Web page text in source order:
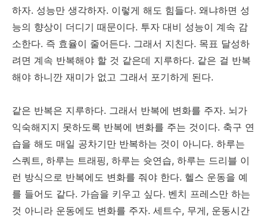
하자. 성능만 생각하자. 이렇게 해도 힘들다. 왜냐하면 성
능의 향상이 더디기 때문이다. 투자 대비 성능이 계속 감
소한다. 즉 효율이 줄어든다. 그래서 지친다. 목표 달성하
려면 계속 반복해야 할 것 같은데 지루하다. 같은 걸 반복
해야 하니깐 재미가 없고 그래서 포기하게 된다.
같은 반복은 지루하다. 그래서 반복에 변화를 주자. 뇌가
익숙해지지 못하도록 반복에 변화를 주는 것이다. 축구 연
습을 해도 매일 공차기만 반복하는 것이 아니다. 하루는
스쿼트, 하루는 트래핑, 하루는 슛연습, 하루는 드리블 이
런 방식으로 반복에도 변화를 줘야 한다. 헬스 운동을 예
를 들어도 같다. 가슴을 키우고 싶다. 벤치 프레스만 하는
것 아니라 운동에도 변화를 주자. 세트수, 무게, 운동시간